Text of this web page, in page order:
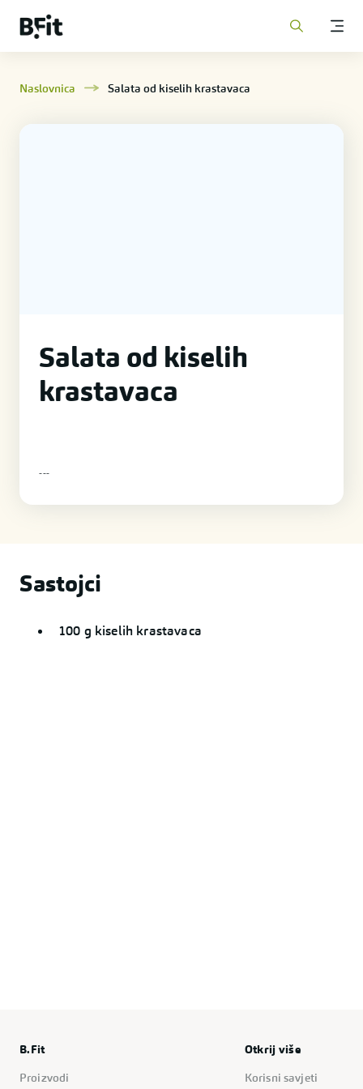
Naslovnica Salata od kiselih krastavaca
Salata od kiselih
krastavaca
---
Sastojci
100 g kiselih krastavaca
B.Fit
Proizvodi
Otkrij više
Korisni savjeti